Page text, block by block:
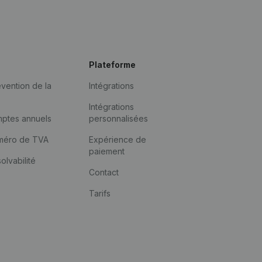
de la
annuels
de TVA
Plateforme
Intégrations
Intégrations
personnalisées
Expérience de
paiement
Contact
Tarifs